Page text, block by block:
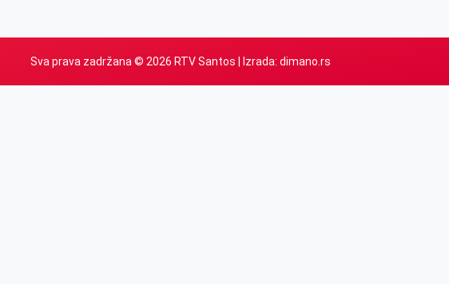
Sva prava zadržana © 2026 RTV Santos | Izrada: dimano.rs